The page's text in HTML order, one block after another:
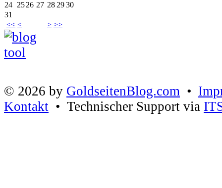
<< < > >>
24 2526 27 28 2930
31
© 2026 by GoldseitenBlog.com •
Kontakt • Technischer Support via